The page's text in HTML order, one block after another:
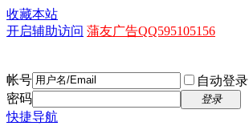
收藏本站
开启辅助访问 蒲友广告QQ595105156
帐号 自动登录
密码
登录
快捷导航